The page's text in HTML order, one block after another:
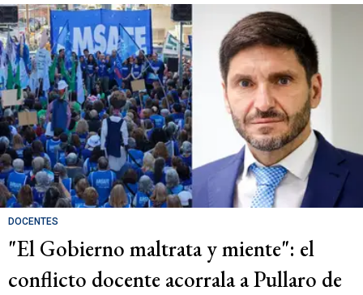
DOCENTES
"El Gobierno maltrata y miente": el
conflicto docente acorrala a Pullaro de